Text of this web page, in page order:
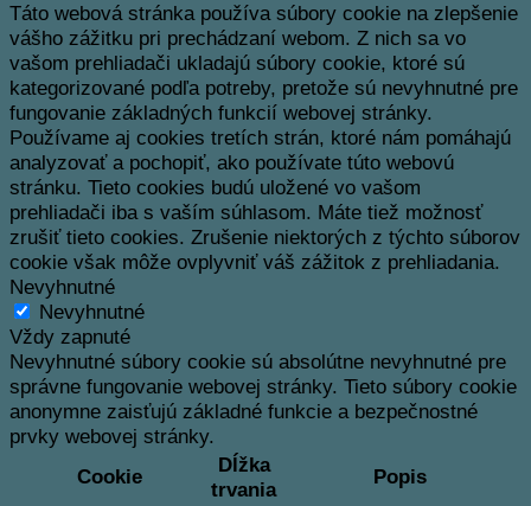
Táto webová stránka používa súbory cookie na zlepšenie
vášho zážitku pri prechádzaní webom. Z nich sa vo
vašom prehliadači ukladajú súbory cookie, ktoré sú
kategorizované podľa potreby, pretože sú nevyhnutné pre
fungovanie základných funkcií webovej stránky.
Používame aj cookies tretích strán, ktoré nám pomáhajú
analyzovať a pochopiť, ako používate túto webovú
stránku. Tieto cookies budú uložené vo vašom
prehliadači iba s vaším súhlasom. Máte tiež možnosť
zrušiť tieto cookies. Zrušenie niektorých z týchto súborov
cookie však môže ovplyvniť váš zážitok z prehliadania.
Nevyhnutné
Nevyhnutné
Vždy zapnuté
Nevyhnutné súbory cookie sú absolútne nevyhnutné pre
správne fungovanie webovej stránky. Tieto súbory cookie
anonymne zaisťujú základné funkcie a bezpečnostné
prvky webovej stránky.
Cookie
Dĺžka
trvania
Popis